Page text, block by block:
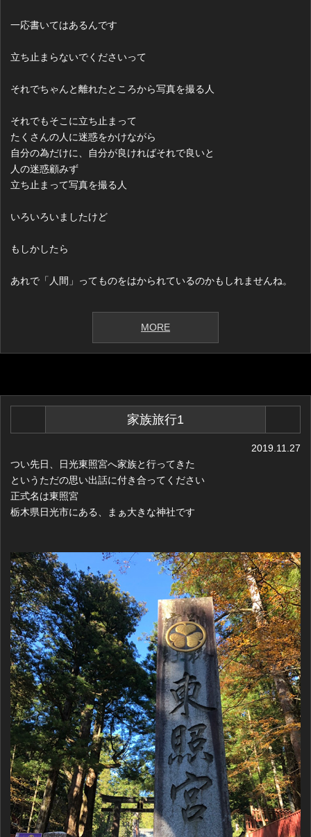
一応書いてはあるんです
立ち止まらないでくださいって
それでちゃんと離れたところから写真を撮る人
それでもそこに立ち止まって
たくさんの人に迷惑をかけながら
自分の為だけに、自分が良ければそれで良いと
人の迷惑顧みず
立ち止まって写真を撮る人
いろいろいましたけど
もしかしたら
あれで「人間」ってものをはかられているのかもしれませんね。
MORE
家族旅行1
2019.11.27
つい先日、日光東照宮へ家族と行ってきた
というただの思い出話に付き合ってください
正式名は東照宮
栃木県日光市にある、まぁ大きな神社です